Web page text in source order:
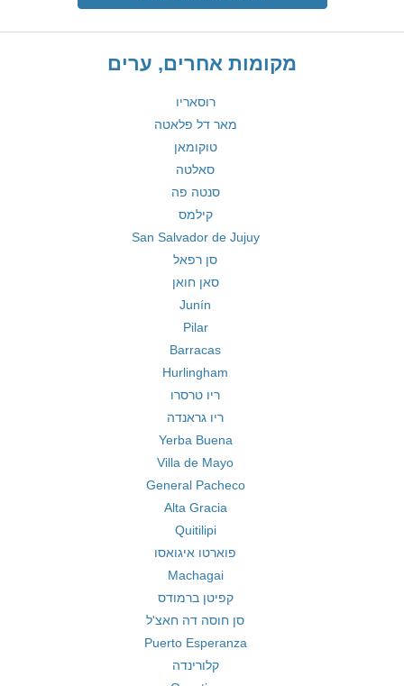
מקומות אחרים, ערים
רוסאריו
מאר דל פלאטה
טוקומאן
סאלטה
סנטה פה
קילמס
San Salvador de Jujuy
סן רפאל
סאן חואן
Junín
Pilar
Barracas
Hurlingham
ריו טרסרו
ריו גראנדה
Yerba Buena
Villa de Mayo
General Pacheco
Alta Gracia
Quitilipi
פוארטו איגואסו
Machagai
קפיטן ברמודס
סן חוסה דה חאצ'ל
Puerto Esperanza
קלורינדה